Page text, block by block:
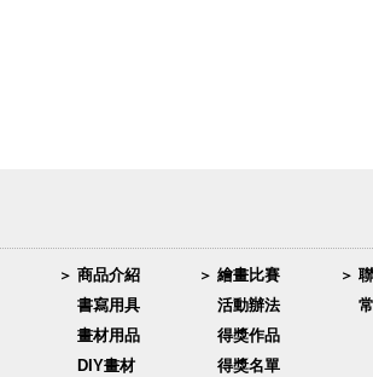
商品介紹
書寫用具
畫材用品
DIY畫材
繪畫比賽
活動辦法
得獎作品
得獎名單